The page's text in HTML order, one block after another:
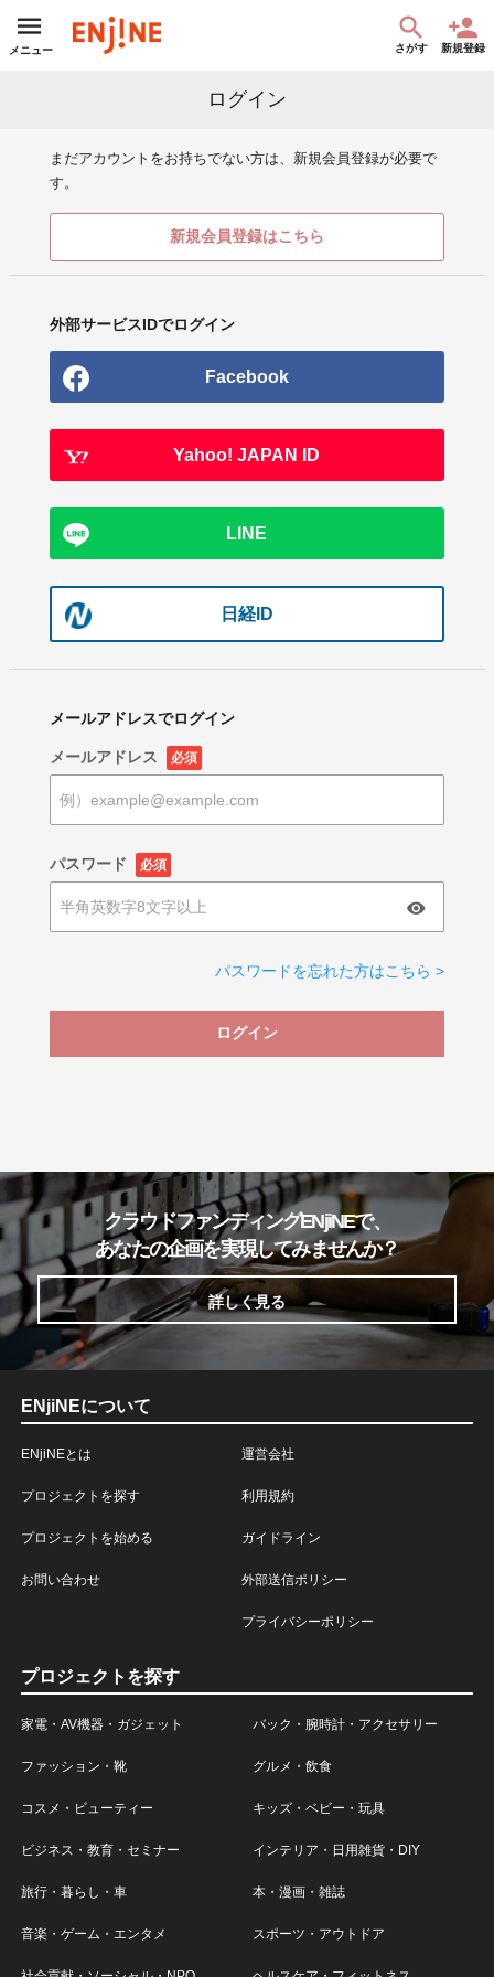
メニュー さがす 新規登録
ログイン
まだアカウントをお持ちでない方は、新規会員登録が必要で
す。
新規会員登録はこちら
外部サービスIDでログイン
Facebook
Yahoo! JAPAN ID
LINE
日経ID
メールアドレスでログイン
メールアドレス 必須
パスワード 必須
パスワードを忘れた方はこちら >
ログイン
クラウドファンディングENjiNEで、
あなたの企画を実現してみませんか？
詳しく見る
ENjiNEについて
ENjiNEとは
プロジェクトを探す
プロジェクトを始める
お問い合わせ
運営会社
利用規約
ガイドライン
外部送信ポリシー
プライバシーポリシー
プロジェクトを探す
家電・AV機器・ガジェット バック・腕時計・アクセサリー
ファッション・靴 グルメ・飲食
コスメ・ビューティー キッズ・ベビー・玩具
ビジネス・教育・セミナー インテリア・日用雑貨・DIY
旅行・暮らし・車 本・漫画・雑誌
音楽・ゲーム・エンタメ スポーツ・アウトドア